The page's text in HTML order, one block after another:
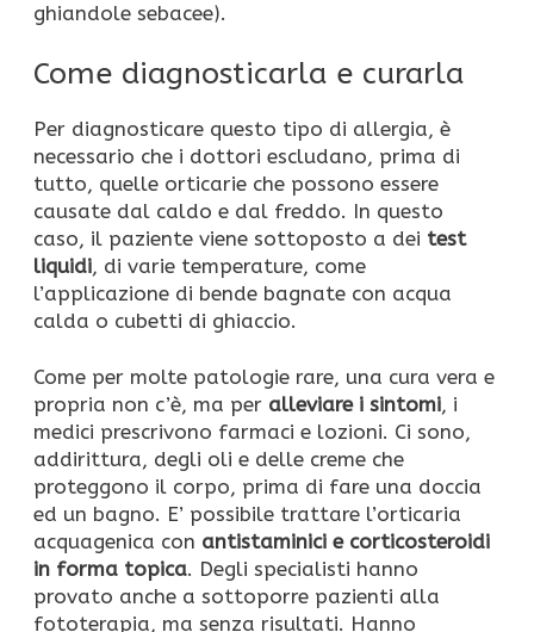
ghiandole sebacee).
Come diagnosticarla e curarla
Per diagnosticare questo tipo di allergia, è
necessario che i dottori escludano, prima di
tutto, quelle orticarie che possono essere
causate dal caldo e dal freddo. In questo
caso, il paziente viene sottoposto a dei test
liquidi, di varie temperature, come
l’applicazione di bende bagnate con acqua
calda o cubetti di ghiaccio.
Come per molte patologie rare, una cura vera e
propria non c’è, ma per alleviare i sintomi, i
medici prescrivono farmaci e lozioni. Ci sono,
addirittura, degli oli e delle creme che
proteggono il corpo, prima di fare una doccia
ed un bagno. E’ possibile trattare l’orticaria
acquagenica con antistaminici e corticosteroidi
in forma topica. Degli specialisti hanno
provato anche a sottoporre pazienti alla
fototerapia, ma senza risultati. Hanno